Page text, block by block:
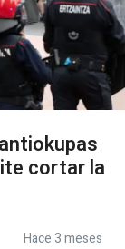
cortar la
Hace 3 meses